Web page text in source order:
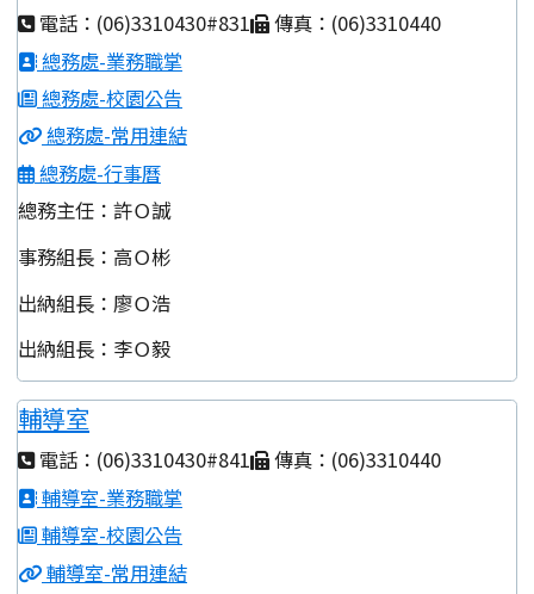
電話：(06)3310430#831
傳真：(06)3310440
總務處-業務職掌
總務處-校園公告
總務處-常用連結
總務處-行事曆
總務主任：許Ｏ誠
事務組長：高Ｏ彬
出納組長：廖Ｏ浩
出納組長：李Ｏ毅
輔導室
電話：(06)3310430#841
傳真：(06)3310440
輔導室-業務職掌
輔導室-校園公告
輔導室-常用連結